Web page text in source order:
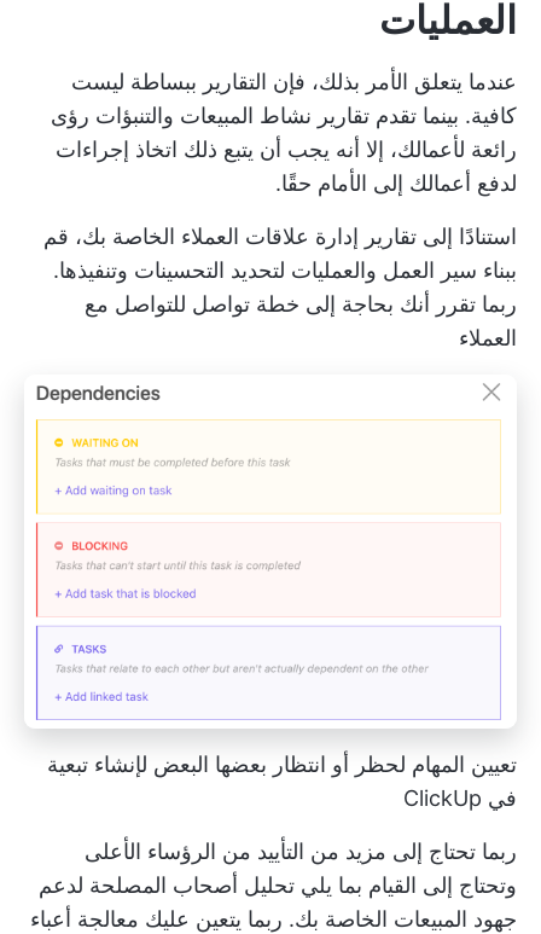
العمليات
عندما يتعلق الأمر بذلك، فإن التقارير ببساطة ليست
كافية. بينما تقدم تقارير نشاط المبيعات والتنبؤات رؤى
رائعة لأعمالك، إلا أنه يجب أن يتبع ذلك اتخاذ إجراءات
لدفع أعمالك إلى الأمام حقًا.
استنادًا إلى تقارير إدارة علاقات العملاء الخاصة بك، قم
ببناء سير العمل والعمليات لتحديد التحسينات وتنفيذها.
ربما تقرر أنك بحاجة إلى خطة تواصل للتواصل مع
العملاء
تعيين المهام لحظر أو انتظار بعضها البعض لإنشاء تبعية
في ClickUp
ربما تحتاج إلى مزيد من التأييد من الرؤساء الأعلى
وتحتاج إلى القيام بما يلي تحليل أصحاب المصلحة لدعم
جهود المبيعات الخاصة بك. ربما يتعين عليك معالجة أعباء